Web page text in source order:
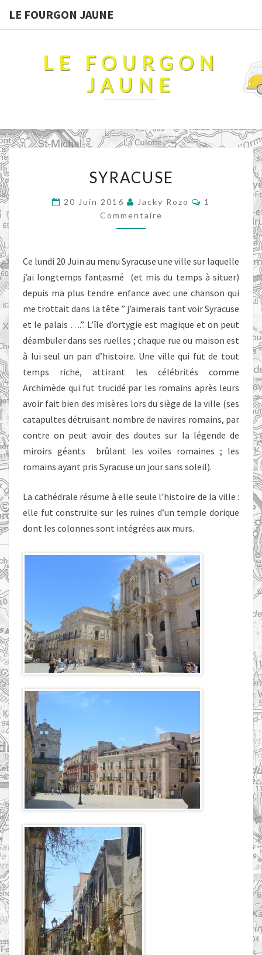
LE FOURGON JAUNE
LE FOURGON
JAUNE
SYRACUSE
20 Juin 2016 Jacky Rozo
1
Commentaire
Ce lundi 20 Juin au menu Syracuse une ville sur laquelle
j’ai longtemps fantasmé (et mis du temps à situer)
depuis ma plus tendre enfance avec une chanson qui
me trottait dans la tête ” j’aimerais tant voir Syracuse
et le palais ….”. L’île d’ortygie est magique et on peut
déambuler dans ses ruelles ; chaque rue ou maison est
à lui seul un pan d’histoire. Une ville qui fut de tout
temps riche, attirant les célébrités comme
Archimède qui fut trucidé par les romains après leurs
avoir fait bien des misères lors du siège de la ville (ses
catapultes détruisant nombre de navires romains, par
contre on peut avoir des doutes sur la légende de
miroirs géants brûlant les voiles romaines ; les
romains ayant pris Syracuse un jour sans soleil).
La cathédrale résume à elle seule l’histoire de la ville :
elle fut construite sur les ruines d’un temple dorique
dont les colonnes sont intégrées aux murs.